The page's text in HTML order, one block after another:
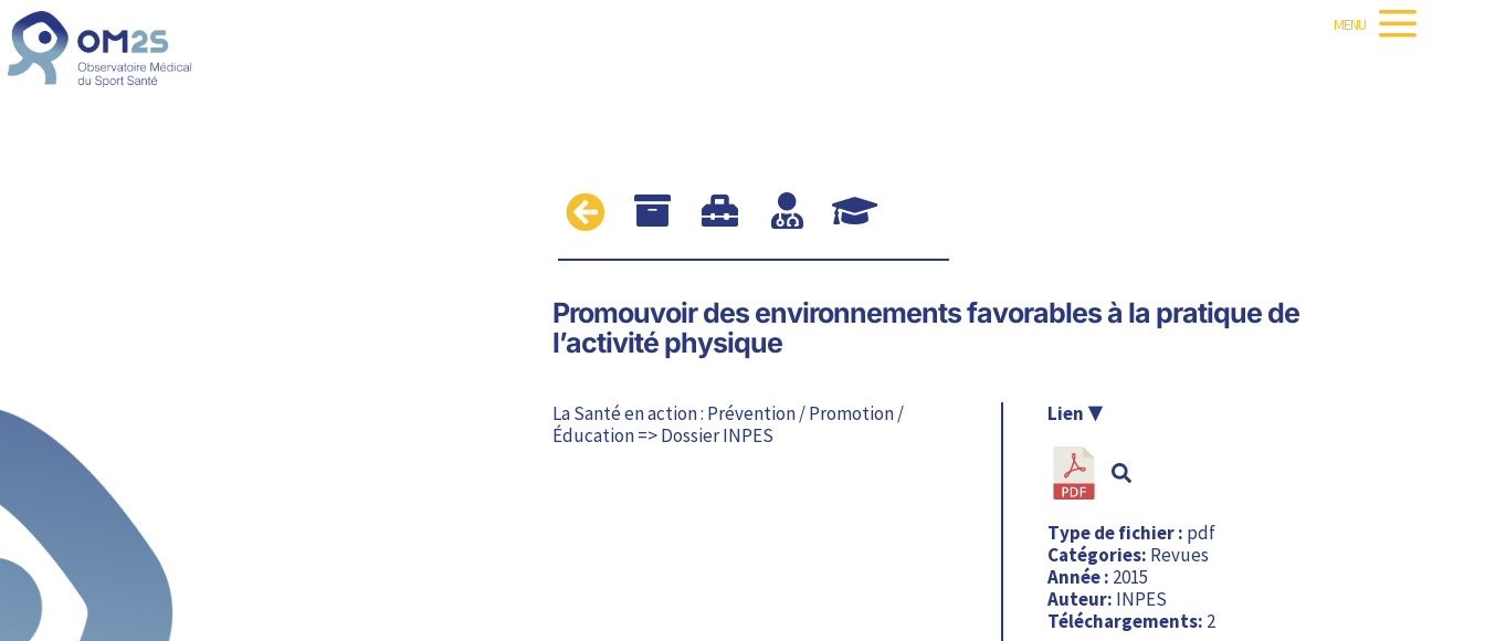
MENU
    
Promouvoir des environnements favorables à la pratique de
l’activité physique
La Santé en action : Prévention / Promotion /
Éducation => Dossier INPES
Type de fichier : pdf
Catégories: Revues
Année : 2015
Auteur: INPES
Téléchargements: 2